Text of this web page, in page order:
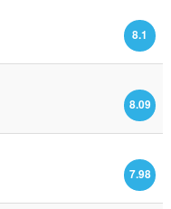
8.1
8.09
7.98